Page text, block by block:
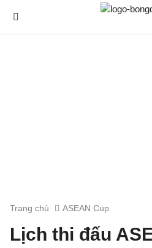
Trang chủ ASEAN Cup
Lịch thi đấu